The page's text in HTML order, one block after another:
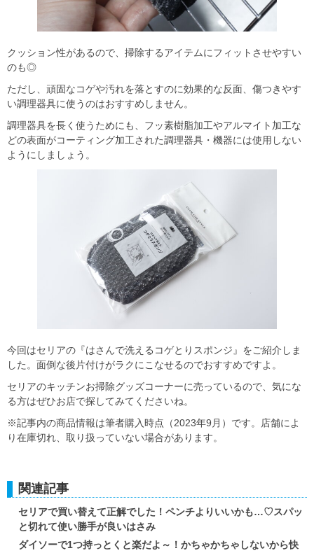
クッション性があるので、掃除するアイテムにフィットさせやすい
のも◎
ただし、頑固なコゲや汚れを落とすのに効果的な反面、傷つきやす
い調理器具に使うのはおすすめしません。
調理器具を長く使うためにも、フッ素樹脂加工やアルマイト加工な
どの表面がコーティング加工された調理器具・機器には使用しない
ようにしましょう。
今回はセリアの『はさんで洗えるコゲとりスポンジ』をご紹介しま
した。面倒な後片付けがラクにこなせるのでおすすめですよ。
セリアのキッチンお掃除グッズコーナーに売っているので、気にな
る方はぜひお店で探してみてくださいね。
※記事内の商品情報は筆者購入時点（2023年9月）です。店舗によ
り在庫切れ、取り扱っていない場合があります。
関連記事
セリアで買い替えて正解でした！ペンチよりいいかも…♡スパッ
と切れて使い勝手が良いはさみ
ダイソーで1つ持っとくと楽だよ～！かちゃかちゃしないから快